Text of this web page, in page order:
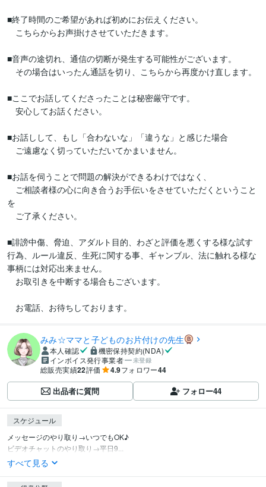
■終了時間のご希望があれば初めにお伝えください。
こちらからお声掛けさせていただきます。
■音声の途切れ、通信の切断が発生する可能性がございます。
その場合はいったん通話を切り、こちらから再度かけ直します。
■ここでお話してくださったことは秘密厳守です。
安心してお話ください。
■お話しして、もし「合わないな」「違うな」と感じた場合
ご遠慮なく切っていただいてかまいません。
■お話を伺うことで問題の解決ができるわけではなく、
ご相談者様の心に向き合うお手伝いをさせていただくということ
を
ご了承ください。
■誹謗中傷、脅迫、アダルト目的、わざと評価を悪くする様な試す
行為、ルール違反、生死に関する事、ギャンブル、法に触れる様な
事柄には対応出来ません。
お取引きを中断する場合もございます。
お電話、お待ちしております。
みみ☆ママと子どものお片付けの先生
本人確認
機密保持契約(NDA)
インボイス発行事業者
未登録
総販売実績22評価 4.9フォロワー44
出品者に質問 フォロー44
スケジュール
メッセージのやり取り→いつでもOK♪
ビデオチャットのやり取り→平日9...
すべて見る